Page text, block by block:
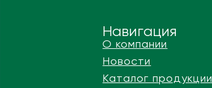
Навигация
О компании
Новости
Каталог продукции